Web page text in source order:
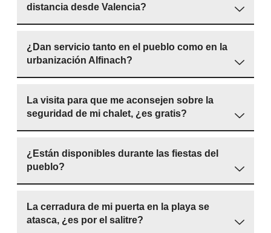
distancia desde Valencia?
¿Dan servicio tanto en el pueblo como en la
urbanización Alfinach?
La visita para que me aconsejen sobre la
seguridad de mi chalet, ¿es gratis?
¿Están disponibles durante las fiestas del
pueblo?
La cerradura de mi puerta en la playa se
atasca, ¿es por el salitre?